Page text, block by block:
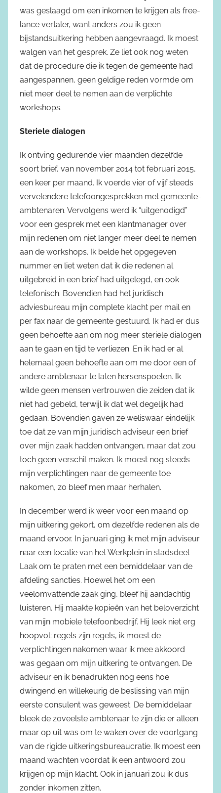
was geslaagd om een inkomen te krijgen als free-
lance vertaler, want anders zou ik geen
bijstandsuitkering hebben aangevraagd. Ik moest
walgen van het gesprek. Ze liet ook nog weten
dat de procedure die ik tegen de gemeente had
aangespannen, geen geldige reden vormde om
niet meer deel te nemen aan de verplichte
workshops.
Steriele dialogen
Ik ontving gedurende vier maanden dezelfde
soort brief, van november 2014 tot februari 2015,
een keer per maand. Ik voerde vier of vijf steeds
vervelendere telefoongesprekken met gemeente-
ambtenaren. Vervolgens werd ik “uitgenodigd”
voor een gesprek met een klantmanager over
mijn redenen om niet langer meer deel te nemen
aan de workshops. Ik belde het opgegeven
nummer en liet weten dat ik die redenen al
uitgebreid in een brief had uitgelegd, en ook
telefonisch. Bovendien had het juridisch
adviesbureau mijn complete klacht per mail en
per fax naar de gemeente gestuurd. Ik had er dus
geen behoefte aan om nog meer steriele dialogen
aan te gaan en tijd te verliezen. En ik had er al
helemaal geen behoefte aan om me door een of
andere ambtenaar te laten hersenspoelen. Ik
wilde geen mensen vertrouwen die zeiden dat ik
niet had gebeld, terwijl ik dat wel degelijk had
gedaan. Bovendien gaven ze weliswaar eindelijk
toe dat ze van mijn juridisch adviseur een brief
over mijn zaak hadden ontvangen, maar dat zou
toch geen verschil maken. Ik moest nog steeds
mijn verplichtingen naar de gemeente toe
nakomen, zo bleef men maar herhalen.
In december werd ik weer voor een maand op
mijn uitkering gekort, om dezelfde redenen als de
maand ervoor. In januari ging ik met mijn adviseur
naar een locatie van het Werkplein in stadsdeel
Laak om te praten met een bemiddelaar van de
afdeling sancties. Hoewel het om een
veelomvattende zaak ging, bleef hij aandachtig
luisteren. Hij maakte kopieën van het beloverzicht
van mijn mobiele telefoonbedrijf. Hij leek niet erg
hoopvol: regels zijn regels, ik moest de
verplichtingen nakomen waar ik mee akkoord
was gegaan om mijn uitkering te ontvangen. De
adviseur en ik benadrukten nog eens hoe
dwingend en willekeurig de beslissing van mijn
eerste consulent was geweest. De bemiddelaar
bleek de zoveelste ambtenaar te zijn die er alleen
maar op uit was om te waken over de voortgang
van de rigide uitkeringsbureaucratie. Ik moest een
maand wachten voordat ik een antwoord zou
krijgen op mijn klacht. Ook in januari zou ik dus
zonder inkomen zitten.